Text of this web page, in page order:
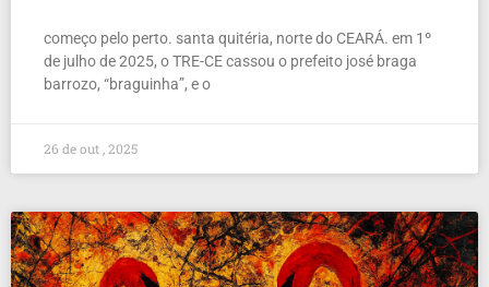
começo pelo perto. santa quitéria, norte do CEARÁ. em 1º
de julho de 2025, o TRE-CE cassou o prefeito josé braga
barrozo, “braguinha”, e o
26 de out , 2025